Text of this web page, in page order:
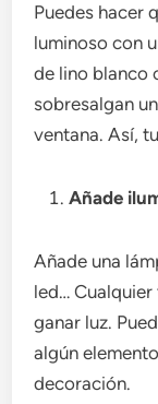
Puedes hacer
luminoso con
de lino blanco
sobresalgan
ventana. Así,
Añade
Añade una
led…
ganar luz.
algún
decoración.